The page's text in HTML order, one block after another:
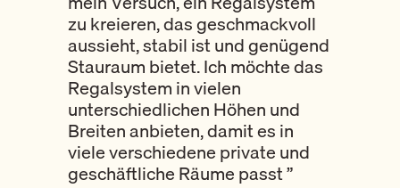
zu kreieren, das geschmackvoll
aussieht, stabil ist und genügend
Stauraum bietet. Ich möchte das
Regalsystem in vielen
unterschiedlichen Höhen und
Breiten anbieten, damit es in
viele verschiedene private und
geschäftliche Räume passt”